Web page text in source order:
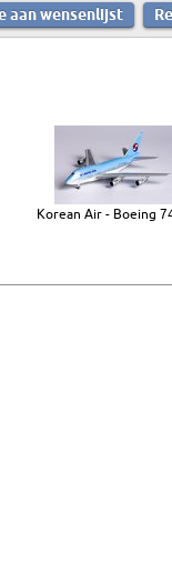
Korean Air - Boeing